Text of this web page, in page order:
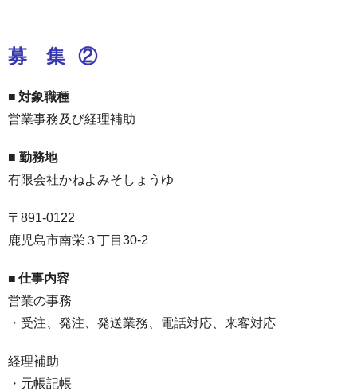
募 集 ②
■ 対象職種
営業事務及び経理補助
■ 勤務地
有限会社かねよみそしょうゆ
〒891-0122
鹿児島市南栄３丁目30-2
■ 仕事内容
営業の事務
・受注、発注、発送業務、電話対応、来客対応
経理補助
・元帳記帳